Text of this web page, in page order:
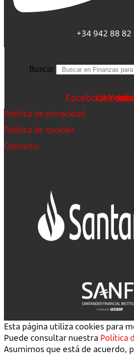
+34 942 88 82
Buscar
FacebookLinkedin
Política de privacidad
Política de cookies
Contacto
Esta página utiliza cookies para
Puede consultar nuestra Política
Asumimos que está de acuerdo,